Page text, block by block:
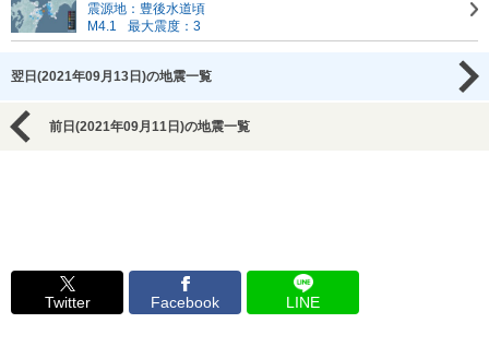
震源地：豊後水道頃
M4.1
最大震度：3
翌日(2021年09月13日)の地震一覧
前日(2021年09月11日)の地震一覧
Twitter Facebook LINE